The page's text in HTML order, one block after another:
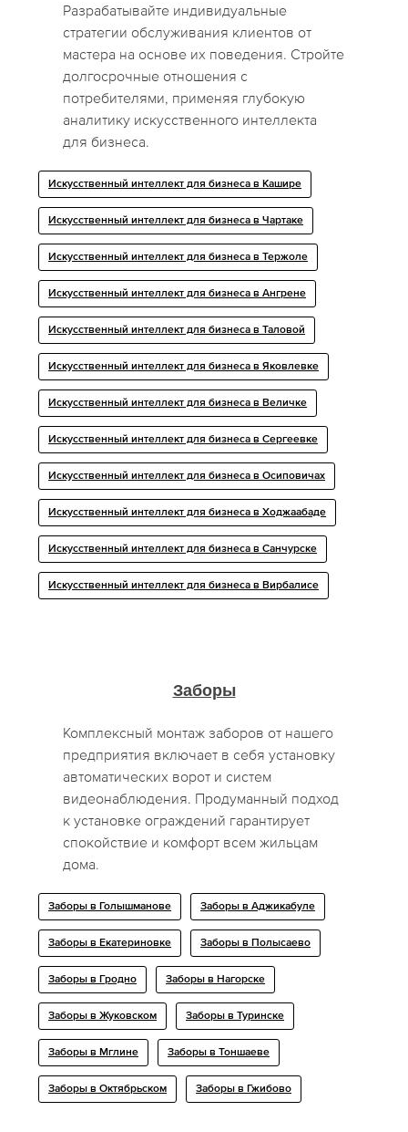
Разрабатывайте индивидуальные
стратегии обслуживания клиентов от
мастера на основе их поведения. Стройте
долгосрочные отношения с
потребителями, применяя глубокую
аналитику искусственного интеллекта
для бизнеса.
Искусственный интеллект для бизнеса в Кашире
Искусственный интеллект для бизнеса в Чартаке
Искусственный интеллект для бизнеса в Тержоле
Искусственный интеллект для бизнеса в Ангрене
Искусственный интеллект для бизнеса в Таловой
Искусственный интеллект для бизнеса в Яковлевке
Искусственный интеллект для бизнеса в Величке
Искусственный интеллект для бизнеса в Сергеевке
Искусственный интеллект для бизнеса в Осиповичах
Искусственный интеллект для бизнеса в Ходжаабаде
Искусственный интеллект для бизнеса в Санчурске
Искусственный интеллект для бизнеса в Вирбалисе
Заборы
Комплексный монтаж заборов от нашего
предприятия включает в себя установку
автоматических ворот и систем
видеонаблюдения. Продуманный подход
к установке ограждений гарантирует
спокойствие и комфорт всем жильцам
дома.
Заборы в Голышманове Заборы в Аджикабуле
Заборы в Екатериновке Заборы в Полысаево
Заборы в Гродно Заборы в Нагорске
Заборы в Жуковском Заборы в Туринске
Заборы в Мглине Заборы в Тоншаеве
Заборы в Октябрьском Заборы в Гжибово